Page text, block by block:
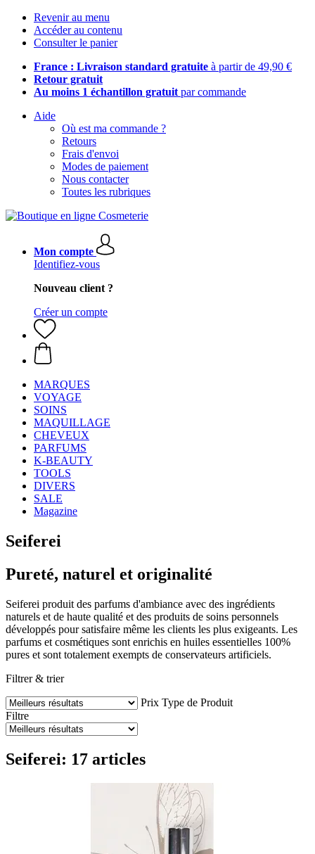
Revenir au menu
Accéder au contenu
Consulter le panier
France : Livraison standard gratuite à partir de 49,90 €
Retour gratuit
Au moins 1 échantillon gratuit par commande
Aide
Où est ma commande ?
Retours
Frais d'envoi
Modes de paiement
Nous contacter
Toutes les rubriques
Mon compte
Identifiez-vous
Nouveau client ?
Créer un compte
MARQUES
VOYAGE
SOINS
MAQUILLAGE
CHEVEUX
PARFUMS
K-BEAUTY
TOOLS
DIVERS
SALE
Magazine
Seiferei
Pureté, naturel et originalité
Seiferei produit des parfums d'ambiance avec des ingrédients
naturels et de haute qualité et des produits de soins personnels
développés pour satisfaire même les clients les plus exigeants. Les
parfums et cosmétiques sont enrichis en huiles essentielles 100%
pures et sont totalement exempts de conservateurs artificiels.
Filtrer & trier
Prix Type de Produit
Filtre
Seiferei: 17 articles